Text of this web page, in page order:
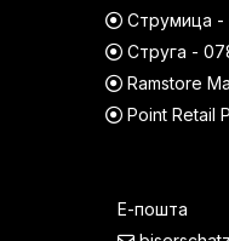
Струмица -
Струга -
Ramstore
Point Retail
Е-пошта